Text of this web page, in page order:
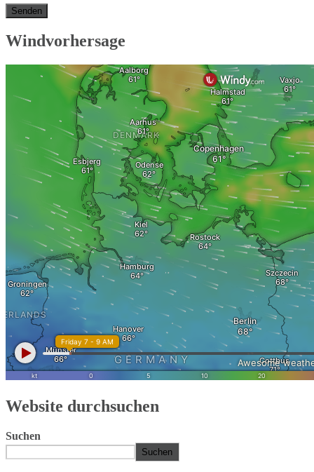
Windvorhersage
Website durchsuchen
Suchen
Suchen